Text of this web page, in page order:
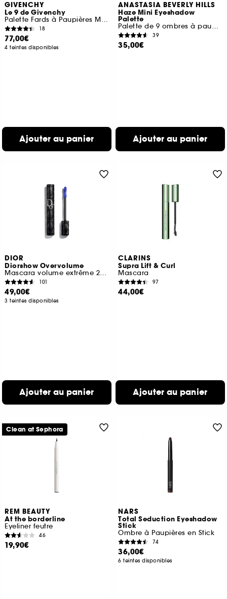
GIVENCHY
Le 9 de Givenchy
Palette Fards à Paupières Multi-Finis Tenue 12h
18
77,00€
4 teintes disponibles
Ajouter au panier
ANASTASIA BEVERLY HILLS
Haze Mini Eyeshadow
Palette
Palette de 9 ombres à paupières
39
35,00€
Ajouter au panier
DIOR
Diorshow Overvolume
Mascara volume extrême 24 h et définition cil-à-cil
101
49,00€
3 teintes disponibles
Ajouter au panier
CLARINS
Supra Lift & Curl
Mascara
97
44,00€
Ajouter au panier
REM BEAUTY
At the borderline
Eyeliner feutre
46
19,90€
Clean at Sephora
NARS
Total Seduction Eyeshadow
Stick
Ombre à Paupières en Stick
74
36,00€
6 teintes disponibles